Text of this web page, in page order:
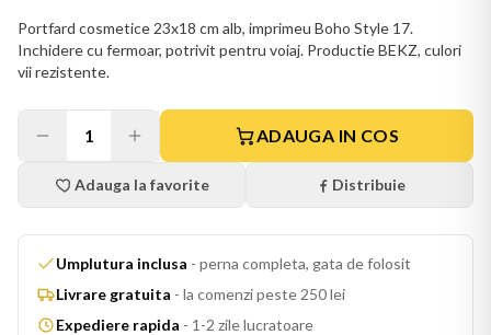
Portfard cosmetice 23x18 cm alb, imprimeu Boho Style 17.
Inchidere cu fermoar, potrivit pentru voiaj. Productie BEKZ, culori
vii rezistente.
1 ADAUGA IN COS
Adauga la favorite Distribuie
Umplutura inclusa - perna completa, gata de folosit
Livrare gratuita - la comenzi peste 250 lei
Expediere rapida - 1-2 zile lucratoare